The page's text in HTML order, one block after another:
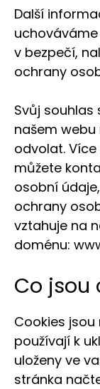
Další
v bezpečí,
ochrany
Svůj souhlas
našem
odvolat.
můžete
osobní
ochrany
vztahuje na
doménu:
Co jsou
Cookies
používají k
uloženy ve
stránka